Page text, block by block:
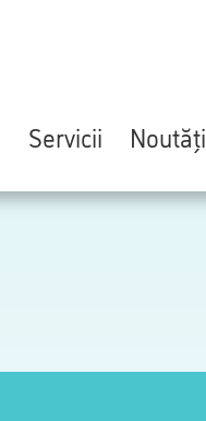
Servicii Noutăți